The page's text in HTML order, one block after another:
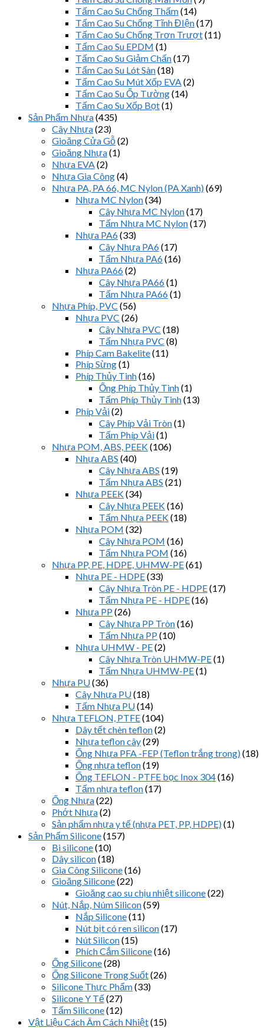
Tấm Cao Su Chống Thấm(14)
Tấm Cao Su Chống Tĩnh ĐIện(17)
Tấm Cao Su Chống Trơn Trượt(11)
Tấm Cao Su EPDM (1)
Tấm Cao Su Giảm Chấn(17)
Tấm Cao Su Lót Sàn(18)
Tấm Cao Su Mút Xốp EVA(2)
Tấm Cao Su Ốp Tường(14)
Tấm Cao Su Xốp Bọt(1)
Sản Phẩm Nhựa(435)
Cây Nhựa(23)
Gioăng Cửa Gỗ(2)
Gioăng Nhựa(1)
Nhựa EVA(2)
Nhựa Gia Công(4)
Nhựa PA, PA 66, MC Nylon (PA Xanh)(69)
Nhựa MC Nylon(34)
Cây Nhựa MC Nylon(17)
Tấm Nhựa MC Nylon(17)
Nhựa PA6(33)
Cây Nhựa PA6(17)
Tấm Nhựa PA6(16)
Nhựa PA66(2)
Cây Nhựa PA66(1)
Tấm Nhựa PA66(1)
Nhựa Phíp, PVC (56)
Nhựa PVC (26)
Cây Nhựa PVC (18)
Tấm Nhựa PVC (8)
Phíp Cam Bakelite(11)
Phíp Sừng(1)
Phíp Thủy Tinh(16)
Ống Phíp Thủy Tinh(1)
Tấm Phíp Thủy Tinh(13)
Phíp Vải(2)
Cây Phíp Vải Tròn(1)
Tấm Phíp Vải(1)
Nhựa POM, ABS, PEEK(106)
Nhựa ABS (40)
Cây Nhựa ABS (19)
Tấm Nhựa ABS (21)
Nhựa PEEK(34)
Cây Nhựa PEEK(16)
Tấm Nhựa PEEK(18)
Nhựa POM (32)
Cây Nhựa POM (16)
Tấm Nhựa POM (16)
Nhựa PP, PE, HDPE, UHMW-PE(61)
Nhựa PE - HDPE(33)
Cây Nhựa Tròn PE - HDPE(17)
Tấm Nhựa PE - HDPE(16)
Nhựa PP (26)
Cây Nhựa PP Tròn(16)
Tấm Nhựa PP (10)
Nhựa UHMW - PE(2)
Cây Nhựa Tròn UHMW-PE(1)
Tấm Nhựa UHMW-PE(1)
Nhựa PU(36)
Cây Nhựa PU(18)
Tấm Nhựa PU(14)
Nhựa TEFLON, PTFE(104)
Dây tết chèn teflon(2)
Nhựa teflon cây(29)
Ống Nhựa PFA -FEP (Teflon trắng trong)(18)
Ống nhựa teflon(19)
Ống TEFLON - PTFE bọc Inox 304(16)
Tấm nhựa teflon(17)
Ống Nhựa(22)
Phớt Nhựa(2)
Sản phẩm nhựa y tế (nhựa PET, PP, HDPE)(1)
Sản Phẩm Silicone(157)
Bi silicone(10)
Dây silicon(18)
Gia Công Silicone(16)
Gioăng Silicone(22)
Gioăng cao su chịu nhiệt silicone(22)
Nút, Nắp, Núm Silicon(59)
Nắp Silicone(11)
Nút bịt có ren silicon(17)
Nút Silicon(15)
Phích Cắm Silicone(16)
Ống Silicone(28)
Ống Silicone Trong Suốt(26)
Silicone Thực Phẩm(33)
Silicone Y Tế(27)
Tấm Silicone(12)
Vật Liệu Cách Âm Cách Nhiệt(15)